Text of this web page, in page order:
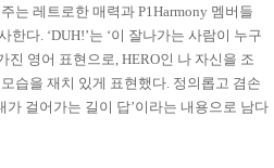
주는 레트로한 매력과 P1Harmony 멤버들
한다. ‘DUH!’는 ‘이 잘나가는 사람이 누구
진 영어 표현으로, HERO인 나 자신을 조
모습을 재치 있게 표현했다. 정의롭고 겸손
가 걸어가는 길이 답’이라는 내용으로 남다